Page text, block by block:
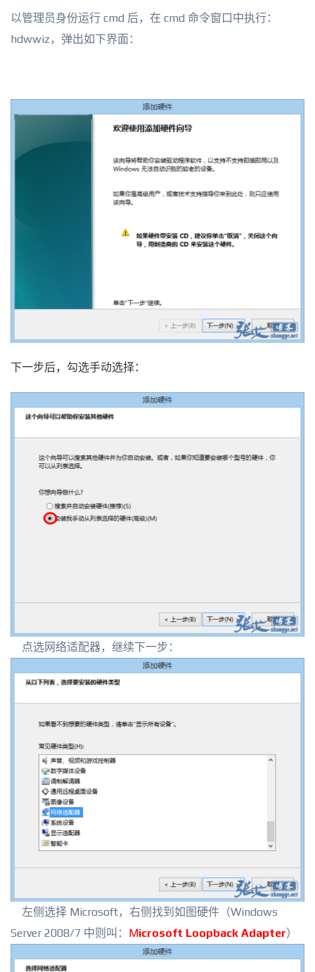
以管理员身份运行 cmd 后，在 cmd 命令窗口中执行：
hdwwiz，弹出如下界面：
下一步后，勾选手动选择：
点选网络适配器，继续下一步：
左侧选择 Microsoft，右侧找到如图硬件（Windows
Server 2008/7 中则叫： Microsoft Loopback Adapter）